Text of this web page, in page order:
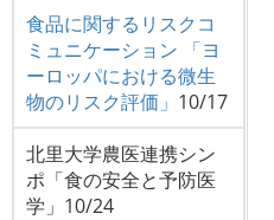
食品に関するリスクコ
ミュニケーション 「ヨ
ーロッパにおける微生
物のリスク評価」 10/17
北里大学農医連携シン
ポ「食の安全と予防医
学」10/24